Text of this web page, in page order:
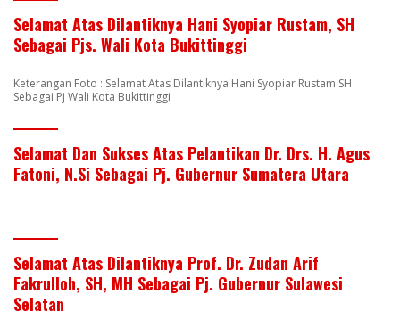
Selamat Atas Dilantiknya Hani Syopiar Rustam, SH
Sebagai Pjs. Wali Kota Bukittinggi
Keterangan Foto : Selamat Atas Dilantiknya Hani Syopiar Rustam SH
Sebagai Pj Wali Kota Bukittinggi
Selamat Dan Sukses Atas Pelantikan Dr. Drs. H. Agus
Fatoni, N.Si Sebagai Pj. Gubernur Sumatera Utara
Selamat Atas Dilantiknya Prof. Dr. Zudan Arif
Fakrulloh, SH, MH Sebagai Pj. Gubernur Sulawesi
Selatan